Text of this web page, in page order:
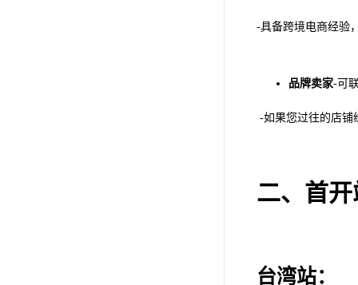
-具备跨境电商经验
品牌卖家-可
-如果您过往的店铺
二、首
台湾站：